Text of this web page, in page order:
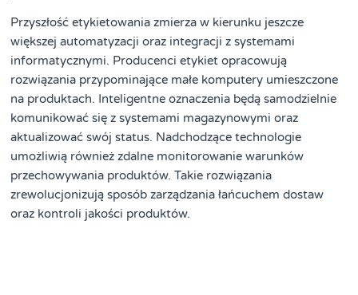
Przyszłość etykietowania zmierza w kierunku jeszcze
większej automatyzacji oraz integracji z systemami
informatycznymi. Producenci etykiet opracowują
rozwiązania przypominające małe komputery umieszczone
na produktach. Inteligentne oznaczenia będą samodzielnie
komunikować się z systemami magazynowymi oraz
aktualizować swój status. Nadchodzące technologie
umożliwią również zdalne monitorowanie warunków
przechowywania produktów. Takie rozwiązania
zrewolucjonizują sposób zarządzania łańcuchem dostaw
oraz kontroli jakości produktów.